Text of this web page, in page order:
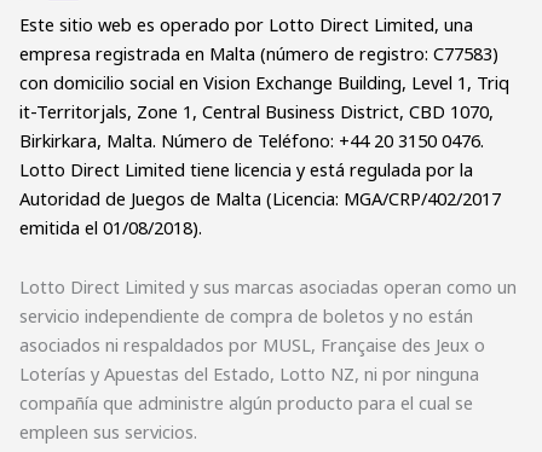
Este sitio web es operado por Lotto Direct Limited, una
empresa registrada en Malta (número de registro: C77583)
con domicilio social en Vision Exchange Building, Level 1, Triq
it-Territorjals, Zone 1, Central Business District, CBD 1070,
Birkirkara, Malta. Número de Teléfono: +44 20 3150 0476.
Lotto Direct Limited tiene licencia y está regulada por la
Autoridad de Juegos de Malta (Licencia: MGA/CRP/402/2017
emitida el 01/08/2018).
Lotto Direct Limited y sus marcas asociadas operan como un
servicio independiente de compra de boletos y no están
asociados ni respaldados por MUSL, Française des Jeux o
Loterías y Apuestas del Estado, Lotto NZ, ni por ninguna
compañía que administre algún producto para el cual se
empleen sus servicios.